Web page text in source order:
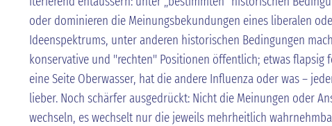
oder dominieren die Meinungsbekundungen eines liberalen
Ideenspektrums, unter anderen historischen Bedingungen
konservative und "rechten" Positionen öffentlich; etwas flapsig
eine Seite Oberwasser, hat die andere Influenza oder was –
lieber. Noch schärfer ausgedrückt: Nicht die Meinungen oder
wechseln, es wechselt nur die jeweils mehrheitlich